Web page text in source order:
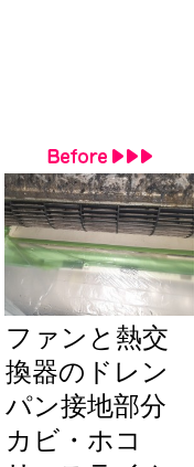
ファンと熱交
換器のドレン
パン接地部分
カビ・ホコ